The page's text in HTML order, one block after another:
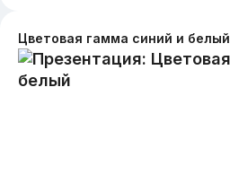
Цветовая гамма синий и белый